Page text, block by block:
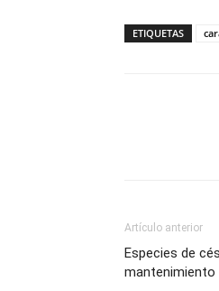
ETIQUETAS
Artículo anterior
Especies de
mantenimiento